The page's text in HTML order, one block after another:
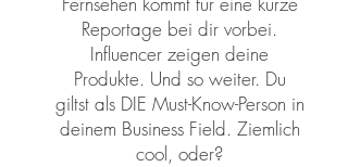
Reportage bei dir vorbei.
Influencer zeigen deine
Produkte. Und so weiter. Du
giltst als DIE Must-Know-Person in
deinem Business Field. Ziemlich
cool, oder?